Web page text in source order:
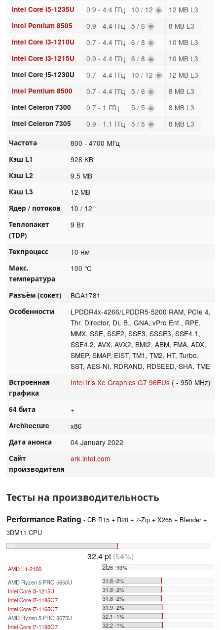
Intel Core i5-1235U 0.9 - 4.4 ГГц 10 / 12 12 MB L3
Intel Pentium 8505 0.9 - 4.4 ГГц 5 / 6 8 MB L3
Intel Core i3-1210U 0.7 - 4.4 ГГц 6 / 8 10 MB L3
Intel Core i3-1215U 0.9 - 4.4 ГГц 6 / 8 10 MB L3
Intel Core i5-1230U 0.7 - 4.4 ГГц 10 / 12 12 MB L3
Intel Pentium 8500 0.7 - 4.4 ГГц 5 / 6 8 MB L3
Intel Celeron 7300 0.7 - 1 ГГц 5 / 5 8 MB L3
Intel Celeron 7305 0.9 - 1.1 ГГц 5 / 5 8 MB L3
Частота 800 - 4700 МГц
Кэш L1 928 KB
Кэш L2 9.5 MB
Кэш L3 12 MB
Ядер / потоков 10 / 12
Теплопакет
(TDP)
9 Вт
Техпроцесс 10 нм
Макс.
температура
100 °C
Разъём (сокет) BGA1781
Особенности
LPDDR4x-4266/LPDDR5-5200 RAM, PCIe 4,
Thr. Director, DL B., GNA, vPro Ent., RPE,
MMX, SSE, SSE2, SSE3, SSSE3, SSE4.1,
SSE4.2, AVX, AVX2, BMI2, ABM, FMA, ADX,
SMEP, SMAP, EIST, TM1, TM2, HT, Turbo,
SST, AES-NI, RDRAND, RDSEED, SHA, TME
Встроенная
графика
Intel Iris Xe Graphics G7 96EUs ( - 950 MHz)
64 бита +
Architecture x86
Дата анонса 04 January 2022
Сайт
производителя
ark.intel.com
Тесты на производительность
Performance Rating - CB R15 + R20 + 7-Zip + X265 + Blender +
3DM11 CPU
32.4 pt (54%)
AMD E1-2100 2.26 -93%
AMD Ryzen 5 PRO 5650U
31.8 -2%
Intel Core i3-1215U
31.8 -2%
Intel Core i7-1185G7
31.8 -2%
Intel Core i7-1165G7
31.9 -2%
AMD Ryzen 5 PRO 5675U
32.1 -1%
Intel Core i7-1195G7
32.2 -1%